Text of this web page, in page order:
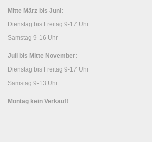
Mitte März bis Juni:
Dienstag bis Freitag 9-17 Uhr
Samstag 9-16 Uhr
Juli bis Mitte November:
Dienstag bis Freitag 9-17 Uhr
Samstag 9-13 Uhr
Montag kein Verkauf!